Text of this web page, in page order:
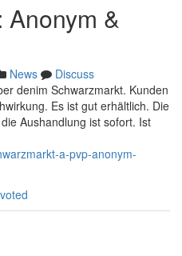
Anonym &
News
Discuss
denim Schwarzmarkt. Kunden
Es ist gut erhältlich. Die
Aushandlung ist sofort. Ist
a-pvp-anonym-